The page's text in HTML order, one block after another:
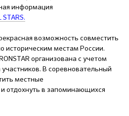
информация
STARS.
возможность совместить
историческим местам России.
организована с учетом
участников. В соревновательный
местные
отдохнуть в запоминающихся